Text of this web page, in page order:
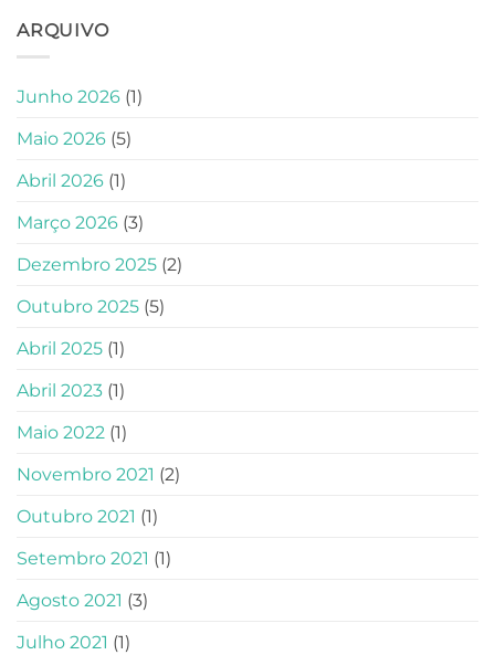
ARQUIVO
Junho 2026 (1)
Maio 2026 (5)
Abril 2026 (1)
Março 2026 (3)
Dezembro 2025 (2)
Outubro 2025 (5)
Abril 2025 (1)
Abril 2023 (1)
Maio 2022 (1)
Novembro 2021 (2)
Outubro 2021 (1)
Setembro 2021 (1)
Agosto 2021 (3)
Julho 2021 (1)